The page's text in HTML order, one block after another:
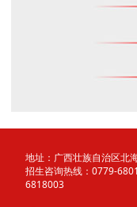
地址：广西壮族自治区
招生咨询热线：0779-
6818003